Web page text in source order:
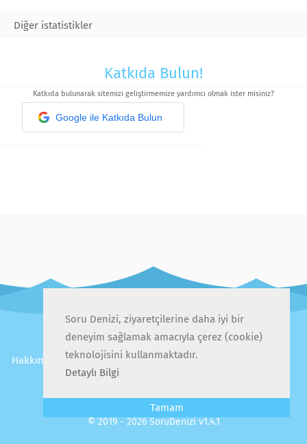
Diğer istatistikler
Katkıda Bulun!
Katkıda bulunarak sitemizi geliştirmemize yardımcı olmak ister misiniz?
Google ile Katkıda Bulun
Hakkımızda İletişim Gizlilik Politikası
Kullanıcı Sözleşmesi
Sıkça Sorulan Sorular
© 2019 - 2026 SoruDenizi v1.4.1
Soru Denizi, ziyaretçilerine daha iyi bir
deneyim sağlamak amacıyla çerez (cookie)
teknolojisini kullanmaktadır.
Detaylı Bilgi
Tamam